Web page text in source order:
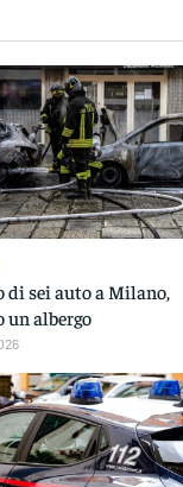
di sei auto a Milano,
un albergo